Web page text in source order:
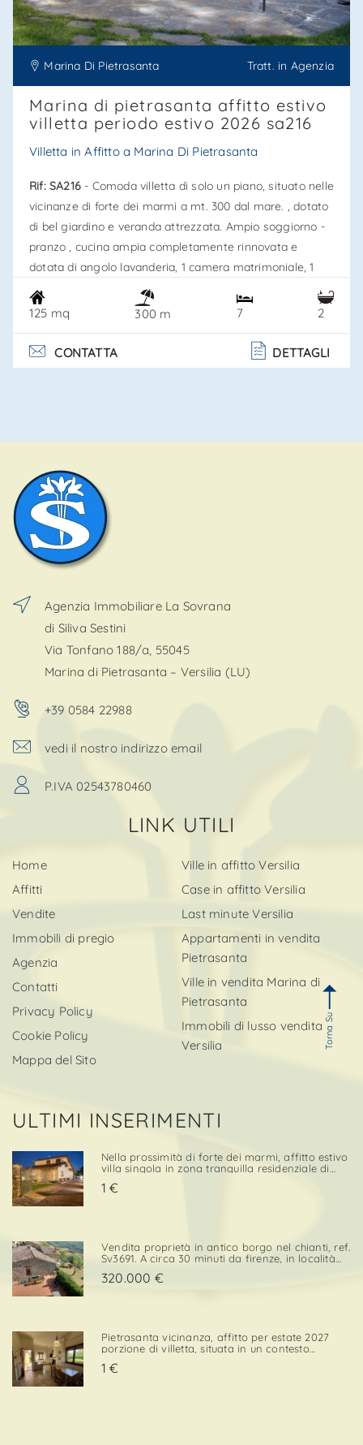
Marina Di Pietrasanta Tratt. in Agenzia
Marina di pietrasanta affitto estivo
villetta periodo estivo 2026 sa216
Villetta in Affitto a Marina Di Pietrasanta
Rif: SA216 - Comoda villetta di solo un piano, situato nelle
vicinanze di forte dei marmi a mt. 300 dal mare. , dotato
di bel giardino e veranda attrezzata. Ampio soggiorno -
pranzo , cucina ampia completamente rinnovata e
dotata di angolo lavanderia, 1 camera matrimoniale, 1
camera con due letti singoli oltre ad un letto a castello, 1
cameretta singola, 1 bagno con vasca ed 1 bagno con
arredata con gusto e funzionalità, aria condizionata e wi-
fi. . .
125 mq 300 m 7 2
CONTATTA DETTAGLI
Agenzia Immobiliare La Sovrana
di Siliva Sestini
Via Tonfano 188/a, 55045
Marina di Pietrasanta – Versilia (LU)
+39 0584 22988
vedi il nostro indirizzo email
P.IVA 02543780460
LINK UTILI
Home
Affitti
Vendite
Immobili di pregio
Agenzia
Contatti
Privacy Policy
Cookie Policy
Mappa del Sito
Ville in affitto Versilia
Case in affitto Versilia
Last minute Versilia
Appartamenti in vendita
Pietrasanta
Ville in vendita Marina di
Pietrasanta
Immobili di lusso vendita
Versilia
ULTIMI INSERIMENTI
Nella prossimità di forte dei marmi, affitto estivo
villa singola in zona tranquilla residenziale di
a taverna, è così composta: p. T - veranda
1 €
Vendita proprietà in antico borgo nel chianti, ref.
Sv3691. A circa 30 minuti da firenze, in località
medievale immerso nella natura, proponiamo in
320.000 €
Pietrasanta vicinanza, affitto per estate 2027
porzione di villetta, situata in un contesto
servizi. L’immobile è dotato di una porzione di
1 €
Torna Su